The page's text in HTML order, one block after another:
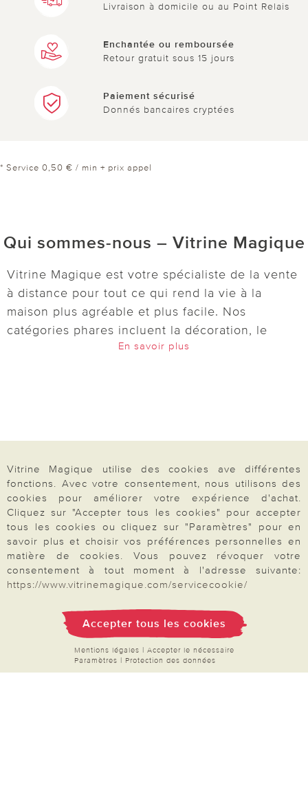
Livraison à domicile ou au Point Relais
Enchantée ou remboursée
Retour gratuit sous 15 jours
Paiement sécurisé
Donnés bancaires cryptées
* Service 0,50 € / min + prix appel
Qui sommes-nous – Vitrine Magique
Vitrine Magique est votre spécialiste de la vente
à distance pour tout ce qui rend la vie à la
maison plus agréable et plus facile. Nos
catégories phares incluent la décoration, le
jardin, l’entretien, la cuisine, le bien-être et
outils pour le micro-ondes et bien d’autres
proposons une sélection d’accessoires pour le
bien-être quotidien: soins pour les mains et les
pieds, articles de bain, objets relaxants et petits
équipements pour se sentir bien au quotidien.
Notre sélection de mode pour femmes séduit par
sa praticité et son style confortable, idéal pour
toutes les saisons. Commandez facilement et en
toute sécurité par carte bancaire, PayPal ou par
chèque. Naviguez dans nos catégories
thématiques, enrichies régulièrement de
nouveautés à découvrir.Produits à découvrir en
En savoir plus
Votre commande
Mon compte
Vitrine Magique utilise des cookies ave différentes
fonctions. Avec votre consentement, nous utilisons des
cookies pour améliorer votre expérience d'achat.
Cliquez sur "Accepter tous les cookies" pour accepter
tous les cookies ou cliquez sur "Paramètres" pour en
savoir plus et choisir vos préférences personnelles en
matière de cookies. Vous pouvez révoquer votre
consentement à tout moment à l'adresse suivante:
https://www.vitrinemagique.com/servicecookie/
Accepter tous les cookies
Mentions légales | Accepter le nécessaire
Paramètres | Protection des données